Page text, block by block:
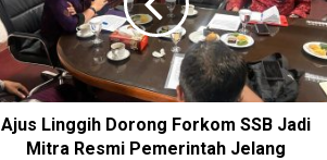
Ajus Linggih Dorong Forkom SSB Jadi
Mitra Resmi Pemerintah Jelang